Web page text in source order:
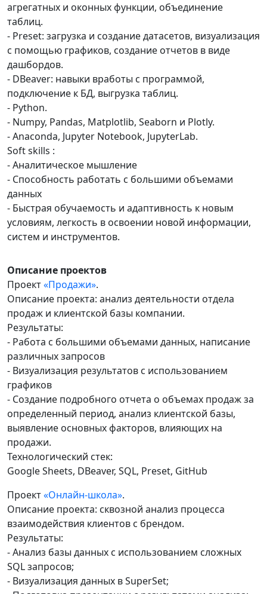
агрегатных и оконных функции, объединение
таблиц.
- Preset: загрузка и создание датасетов, визуализация
с помощью графиков, создание отчетов в виде
дашбордов.
- DBeaver: навыки вработы с программой,
подключение к БД, выгрузка таблиц.
- Python.
- Numpy, Pandas, Matplotlib, Seaborn и Plotly.
- Anaconda, Jupyter Notebook, JupyterLab.
Soft skills :
- Аналитическое мышление
- Способность работать с большими объемами
данных
- Быстрая обучаемость и адаптивность к новым
условиям, легкость в освоении новой информации,
систем и инструментов.
Описание проектов
Проект«Продажи».
Описание проекта: анализ деятельности отдела
продаж и клиентской базы компании.
Результаты:
- Работа с большими объемами данных, написание
различных запросов
- Визуализация результатов с использованием
графиков
- Создание подробного отчета о объемах продаж за
определенный период, анализ клиентской базы,
выявление основных факторов, влияющих на
продажи.
Технологический стек:
Google Sheets, DBeaver, SQL, Preset, GitHub
Проект«Онлайн-школа».
Описание проекта: сквозной анализ процесса
взаимодействия клиентов с брендом.
Результаты:
- Анализ базы данных с использованием сложных
SQL запросов;
- Визуализация данных в SuperSet;